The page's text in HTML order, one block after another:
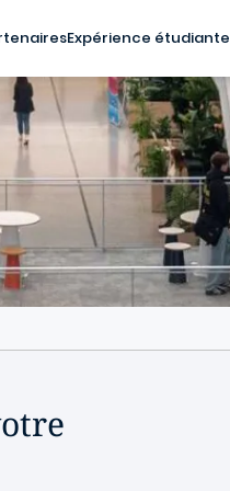
Expérience étudiante